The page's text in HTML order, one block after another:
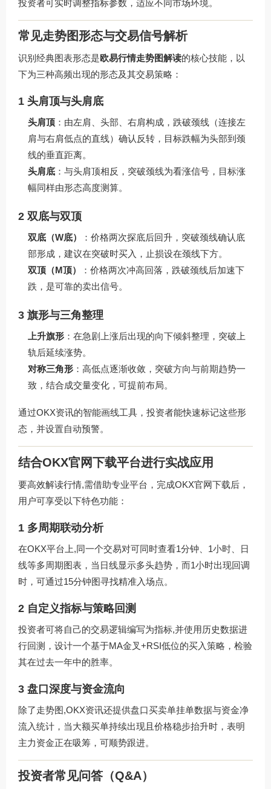
投资者可实时调整指标参数，适应不同市场环境。
常见走势图形态与交易信号解析
识别经典图表形态是欧易行情走势图解读的核心技能，以
下为三种高频出现的形态及其交易策略：
1 头肩顶与头肩底
头肩顶 ：由左肩、头部、右肩构成，跌破颈线（连接左
肩与右肩低点的直线）确认反转，目标跌幅为头部到颈
线的垂直距离。
头肩底 ：与头肩顶相反，突破颈线为看涨信号，目标涨
幅同样由形态高度测算。
2 双底与双顶
双底（W底）
：价格两次探底后回升，突破颈线确认底
部形成，建议在突破时买入，止损设在颈线下方。
双顶（M顶）
：价格两次冲高回落，跌破颈线后加速下
跌，是可靠的卖出信号。
3 旗形与三角整理
上升旗形 ：在急剧上涨后出现的向下倾斜整理，突破上
轨后延续涨势。
对称三角形 ：高低点逐渐收敛，突破方向与前期趋势一
致，结合成交量变化，可提前布局。
通过OKX资讯的智能画线工具，投资者能快速标记这些形
态，并设置自动预警。
结合OKX官网下载平台进行实战应用
要高效解读行情,需借助专业平台，完成OKX官网下载后，
用户可享受以下特色功能：
1 多周期联动分析
在OKX平台上,同一个交易对可同时查看1分钟、1小时、日
线等多周期图表，当日线显示多头趋势，而1小时出现回调
时，可通过15分钟图寻找精准入场点。
2 自定义指标与策略回测
投资者可将自己的交易逻辑编写为指标,并使用历史数据进
行回测，设计一个基于MA金叉+RSI低位的买入策略，检验
其在过去一年中的胜率。
3 盘口深度与资金流向
除了走势图,OKX资讯还提供盘口买卖单挂单数据与资金净
流入统计，当大额买单持续出现且价格稳步抬升时，表明
主力资金正在吸筹，可顺势跟进。
投资者常见问答（Q&A）